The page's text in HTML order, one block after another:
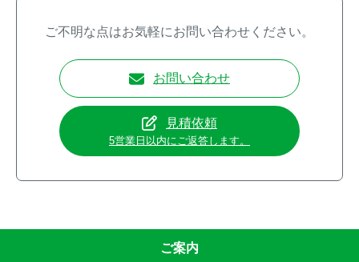
ご不明な点はお気軽にお問い合わせください。
お問い合わせ
見積依頼
5営業日以内にご返答します。
ご案内